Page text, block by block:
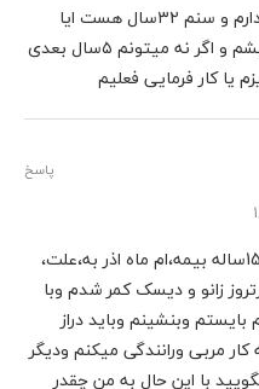
من ۵سال سابقه بیمه دارم و سنم ۳۲سال هست ایا
امکان داره که بازنشته بشم و اگر نه میتونم ۵سال بعدی
یا کار فرمایی فعلیم
سلام من 52 سالمه 15/5ساله بیمه،ام ماه اذر به،علت،
زانو و دیسک کمر شدم وبا
وبنشینم وباید دراز
کار مربی ورانندگی میکنم ودیگر
با این حال به من چقدر
پاسخ